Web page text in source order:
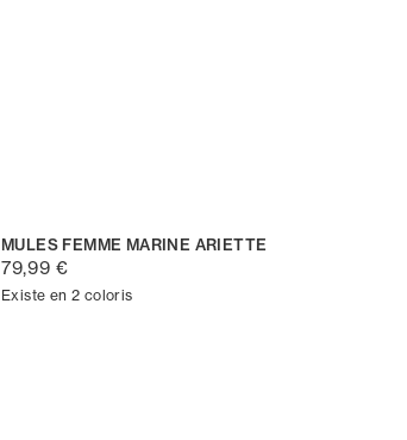
MULES FEMME MARINE ARIETTE
79,99 €
Existe en 2 coloris